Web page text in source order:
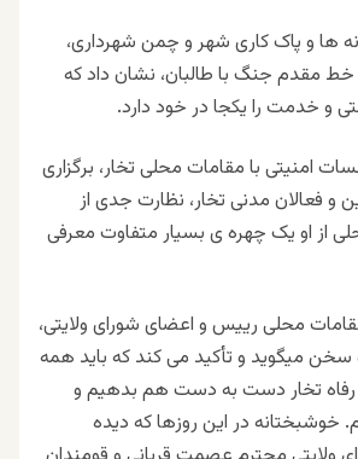
ها و پاک کاری شهر و چمن شهرداری،
مقدم جنگ با طالبان، نشان داد که
و خدمت را یکجا در خود دارد.
امنیتی با مقامات محلی تخار، برگزاری
و فعالان مدنی تخار، نظارت جدی از
از او یک چهره ی بسیار متفاوت معرفی
محلی رییس و اعضای شورای ولایتی،
میگوید و تأکید می کند که باید همه
و رفاه تخار دست به دست هم بدهیم و
خوشبختانه در این روزها که دیده